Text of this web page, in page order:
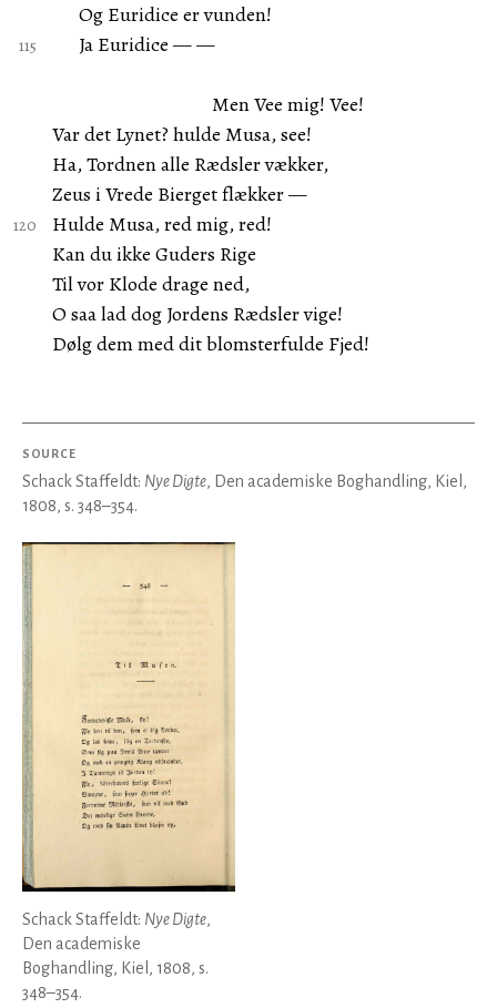
Og Euridice er vunden!
Ja Euridice — —
Men Vee mig! Vee!
Var det Lynet? hulde Musa, see!
Ha, Tordnen alle Rædsler vækker,
Zeus i Vrede Bierget flækker —
Hulde Musa, red mig, red!
Kan du ikke Guders Rige
Til vor Klode drage ned,
O saa lad dog Jordens Rædsler vige!
Dølg dem med dit blomsterfulde Fjed!
SOURCE
Schack Staffeldt: Nye Digte, Den academiske Boghandling, Kiel,
1808, s. 348–354.
Schack Staffeldt: Nye Digte,
Den academiske
Boghandling, Kiel, 1808, s.
348–354.